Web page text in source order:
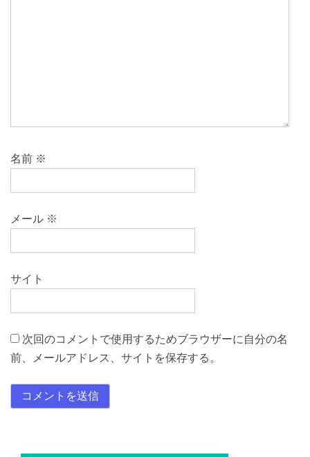
名前 ※
メール ※
サイト
次回のコメントで使用するためブラウザーに自分の名
前、メールアドレス、サイトを保存する。